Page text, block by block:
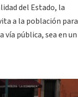
del Estado, la
a la población para
pública, sea en un